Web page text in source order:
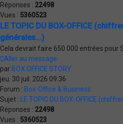
Réponses : 22498
Vues : 5360523
LE TOPIC DU BOX-OFFICE
générales...)
Cela devrait faire 650 000 entrées pour
Aller au message
par BOX OFFICE STORY
jeu. 30 juil. 2026 09:36
Forum : Box-Office & Business
Sujet :
LE TOPIC DU BOX-OFFICE
Réponses : 22498
Vues : 5360523